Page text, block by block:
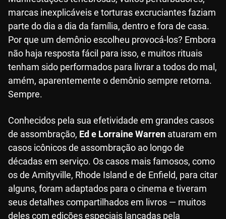
marcas inexplicáveis e torturas excruciantes faziam
parte do dia a dia da família, dentro e fora de casa.
Por que um demônio escolheu provocá-los? Embora
não haja resposta fácil para isso, e muitos rituais
tenham sido performados para livrar a todos do mal,
amém, aparentemente o demônio sempre retorna.
Sempre.
Conhecidos pela sua efetividade em grandes casos
de assombração, Ed e Lorraine Warren atuaram em
casos icônicos de assombração ao longo de
décadas em serviço. Os casos mais famosos, como
os de Amityville, Rhode Island e de Enfield, para citar
alguns, foram adaptados para o cinema e tiveram
seus detalhes compartilhados em livros — muitos
deles com edições especiais lançadas pela